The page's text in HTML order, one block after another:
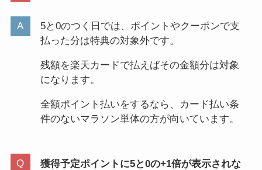
5と0のつく日では、ポイントやクーポンで支
払った分は特典の対象外です。
残額を楽天カードで払えばその金額分は対象
になります。
全額ポイント払いをするなら、カード払い条
件のないマラソン単体の方が向いています。
獲得予定ポイントに5と0の+1倍が表示されな